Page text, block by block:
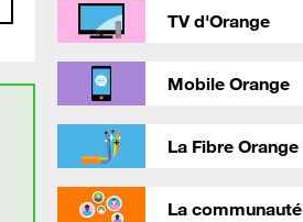
TV d'Orange
Mobile Orange
La Fibre Orange
La communauté